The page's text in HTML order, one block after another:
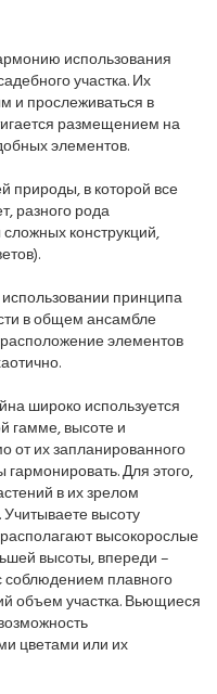
использования
участка. Их
и прослеживаться в
размещением на
элементов.
природы, в которой все
разного рода
конструкций,
принципа
в общем ансамбле
элементов
широко используется
гамме, высоте и
от их запланированного
Для этого,
в их зрелом
Учитываете высоту
высокорослые
высоты, впереди –
соблюдением плавного
объем участка. Вьющиеся
цветами или их